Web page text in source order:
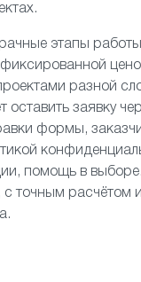
этапы
разной
заявку
формы,
помощь в
с точным расчётом